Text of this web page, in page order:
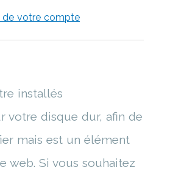
de votre compte
installés
votre disque dur, afin de
mais est un élément
web. Si vous souhaitez